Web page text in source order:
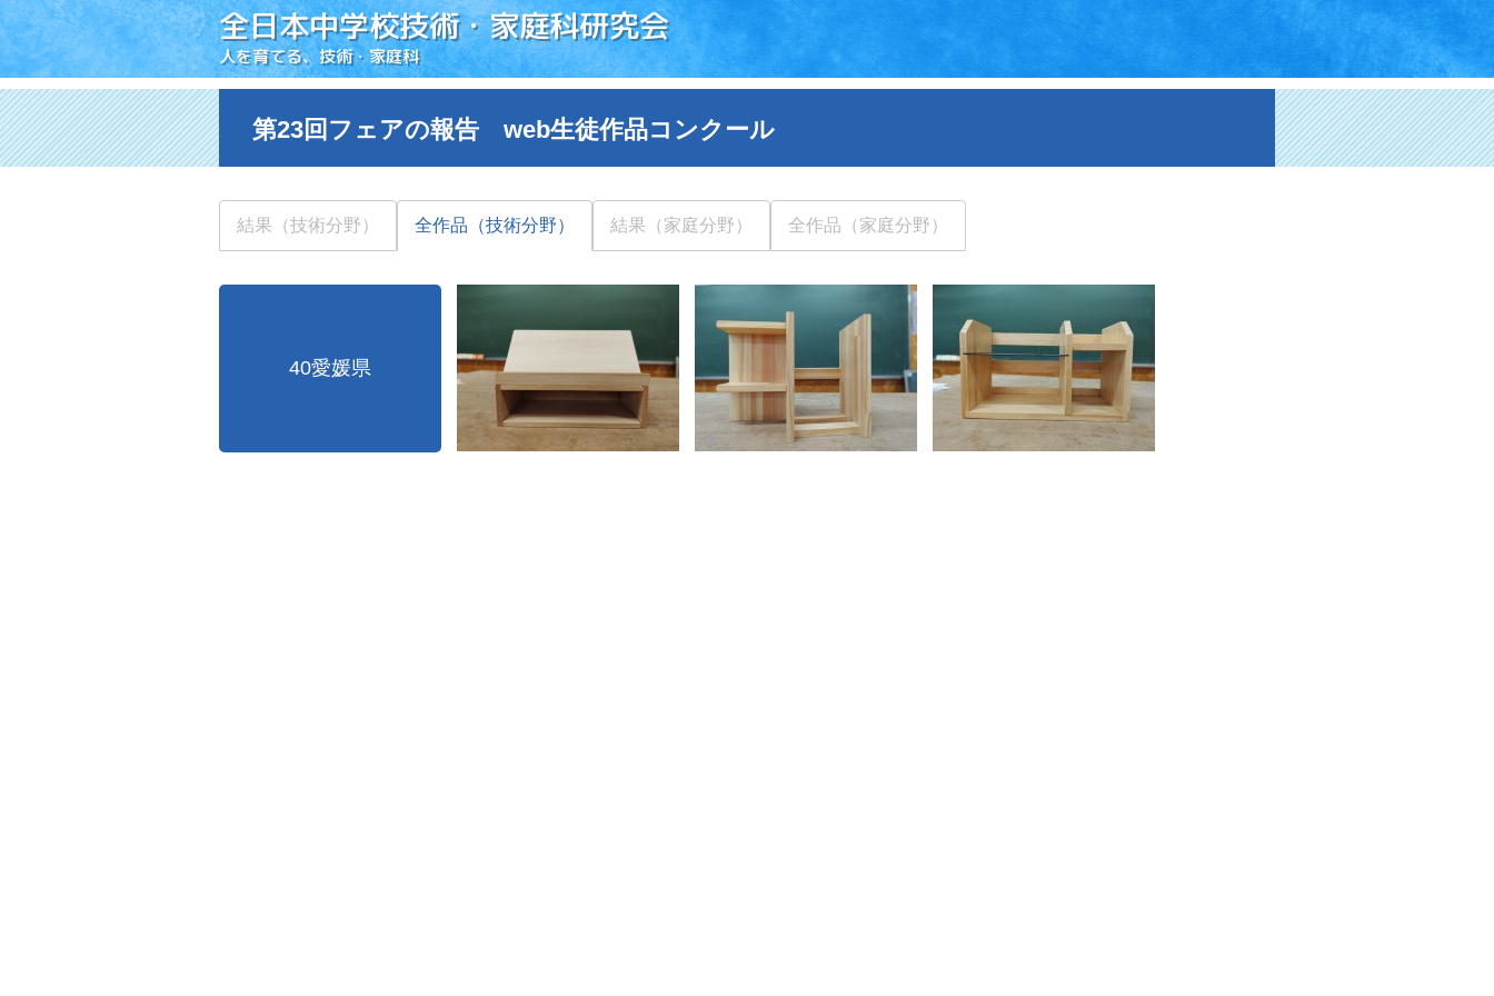
全日本中学校技術・家庭科研究会
人を育てる、技術・家庭科
第23回フェアの報告 web生徒作品コンクール
結果（技術分野） 全作品（技術分野） 結果（家庭分野） 全作品（家庭分野）
40愛媛県